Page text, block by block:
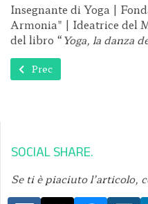
Insegnante di Yoga |
Armonia" | Ideatrice del
del libro “Yoga, la danza
Articolo precedente: Un
Prec
SOCIAL SHARE
Se ti è piaciuto l’articolo,